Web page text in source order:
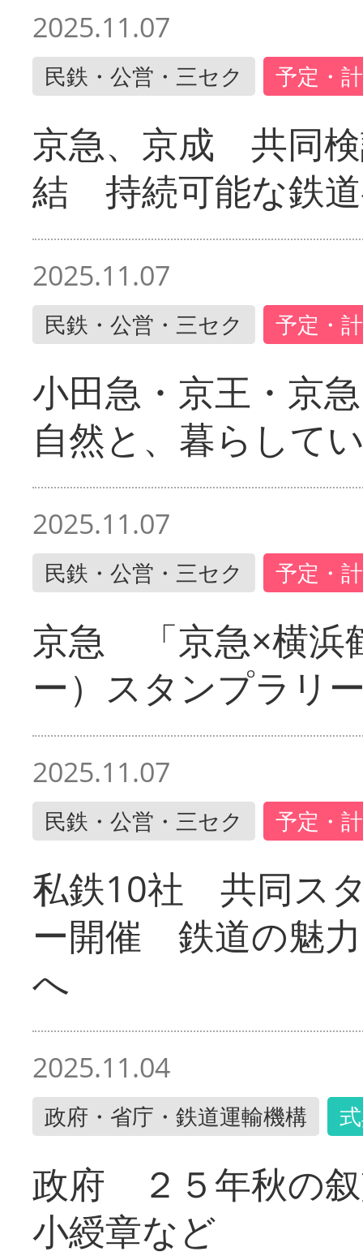
2025.11.07
民鉄・公営・三セク 予定・
京急、京成 共同
結 持続可能な鉄
2025.11.07
民鉄・公営・三セク 予定・
小田急・京王・京
自然と、暮らして
2025.11.07
民鉄・公営・三セク 予定・
京急 「京急×横浜
ー）スタンプラリ
2025.11.07
民鉄・公営・三セク 予定・
私鉄10社 共同ス
ー開催 鉄道の魅
へ
2025.11.04
政府・省庁・鉄道運輸機構
政府 ２５年秋の
小綬章など